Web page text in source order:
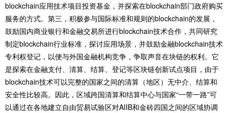
blockchain应用技术项目投资基金，并探索在blockchain部门政府购买
服务的方式。第三，积极参与国际标准和规则的blockchain的发展，
鼓励国内商业银行和金融交易所进行blockchain技术合作，共同研究
制定blockchain行业标准，探讨应用场景，并鼓励金融blockchain技术
专利权登记，以便与外国金融机构竞争，争取声音在块链的权利。它
是探索在金融支付、清算、结算、登记等区块链创新试点项目，由于
blockchain技术可以完整的国家之间的清算（地区）无中介、结算和
安全性比较高。因此，区域跨国清算和结算中心与国家“一带一路”可
以通过在各地建立自由贸易试验区对AIIB和金砖四国之间的区域协调